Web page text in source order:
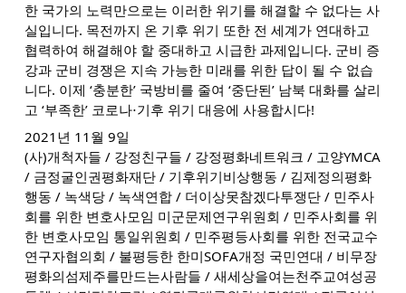
한 국가의 노력만으로는 이러한 위기를 해결할 수 없다는 사
실입니다. 목전까지 온 기후 위기 또한 전 세계가 연대하고
협력하여 해결해야 할 중대하고 시급한 과제입니다. 군비 증
강과 군비 경쟁은 지속 가능한 미래를 위한 답이 될 수 없습
니다. 이제 ‘충분한’ 국방비를 줄여 ‘중단된’ 남북 대화를 살리
고 ‘부족한’ 코로나⋅기후 위기 대응에 사용합시다!
2021년 11월 9일
(사)개척자들 / 강정친구들 / 강정평화네트워크 / 고양YMCA
/ 금정굴인권평화재단 / 기후위기비상행동 / 김제정의평화
행동 / 녹색당 / 녹색연합 / 더이상못참겠다투쟁단 / 민주사
회를 위한 변호사모임 미군문제연구위원회 / 민주사회를 위
한 변호사모임 통일위원회 / 민주평등사회를 위한 전국교수
연구자협의회 / 불평등한 한미SOFA개정 국민연대 / 비무장
평화의섬제주를만드는사람들 / 새세상을여는천주교여성공